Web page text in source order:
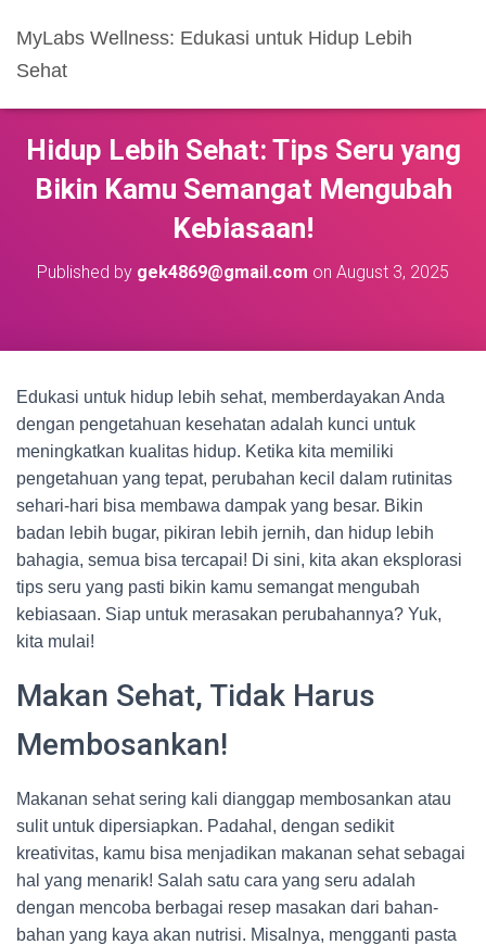
MyLabs Wellness: Edukasi untuk Hidup Lebih
Sehat
Hidup Lebih Sehat: Tips Seru yang
Bikin Kamu Semangat Mengubah
Kebiasaan!
Published by gek4869@gmail.com on August 3, 2025
Edukasi untuk hidup lebih sehat, memberdayakan Anda
dengan pengetahuan kesehatan adalah kunci untuk
meningkatkan kualitas hidup. Ketika kita memiliki
pengetahuan yang tepat, perubahan kecil dalam rutinitas
sehari-hari bisa membawa dampak yang besar. Bikin
badan lebih bugar, pikiran lebih jernih, dan hidup lebih
bahagia, semua bisa tercapai! Di sini, kita akan eksplorasi
tips seru yang pasti bikin kamu semangat mengubah
kebiasaan. Siap untuk merasakan perubahannya? Yuk,
kita mulai!
Makan Sehat, Tidak Harus
Membosankan!
Makanan sehat sering kali dianggap membosankan atau
sulit untuk dipersiapkan. Padahal, dengan sedikit
kreativitas, kamu bisa menjadikan makanan sehat sebagai
hal yang menarik! Salah satu cara yang seru adalah
dengan mencoba berbagai resep masakan dari bahan-
bahan yang kaya akan nutrisi. Misalnya, mengganti pasta